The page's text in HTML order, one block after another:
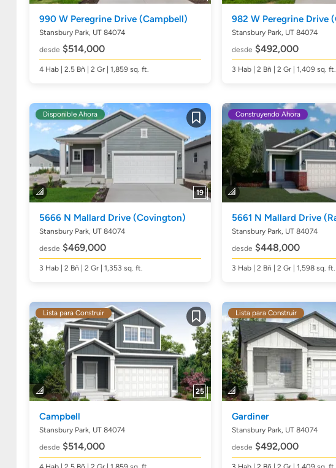
990 W Peregrine Drive (Campbell)
Stansbury Park, UT 84074
desde $514,000
4 Hab | 2.5 Bñ | 2 Gr | 1,859 sq. ft.
982 W Peregrine Drive
Stansbury Park, UT 84074
desde $492,000
3 Hab| 2 Bñ | 2 Gr | 1,409 sq. ft.
Guardar
19
Disponible Ahora
5666 N Mallard Drive (Covington)
Stansbury Park, UT 84074
desde $469,000
3 Hab | 2 Bñ | 2 Gr | 1,353 sq. ft.
Construyendo Ahora
5661 N Mallard Drive
Stansbury Park, UT 84074
desde $448,000
3 Hab| 2 Bñ | 2 Gr | 1,598 sq. ft.
Guardar
25
Lista para Construir
Campbell
Stansbury Park, UT 84074
desde $514,000
Lista para Construir
Gardiner
Stansbury Park, UT 84074
desde $492,000